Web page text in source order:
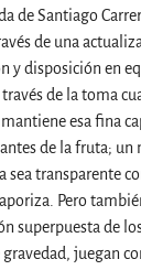
de Santiago
de una
y disposición en
de la toma
esa fina
de la fruta; un
sea transparente
Pero
superpuesta de
juegan